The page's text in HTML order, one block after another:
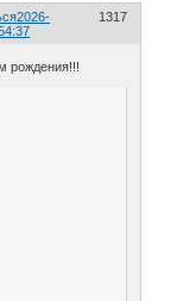
1317
2026-
рождения!!!